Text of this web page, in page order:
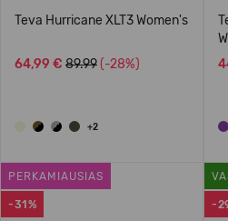
Teva Hurricane XLT3 Women's
64,99 € 89.99 (-28%)
+2
-31%
PERKAMIAUSIAS
-